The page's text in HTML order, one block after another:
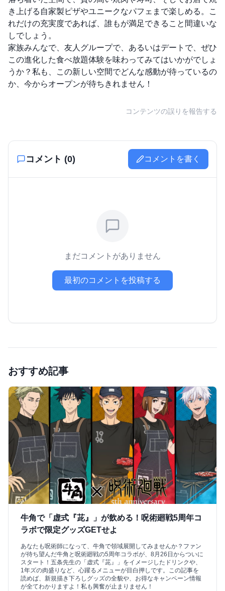
き上げる自家製ピザやユニークなパフェまで楽しめる。こ
れだけの充実度であれば、誰もが満足できること間違いな
しでしょう。
家族みんなで、友人グループで、あるいはデートで、ぜひ
この進化した食べ放題体験を味わってみてはいかがでしょ
うか？私も、この新しい空間でどんな感動が待っているの
か、今からオープンが待ちきれません！
コンテンツの誤りを報告する
コメント (0) コメントを書く
まだコメントがありません
最初のコメントを投稿する
おすすめ記事
牛角で「虚式『茈』」が飲める！呪術廻戦5周年コ
ラボで限定グッズGETせよ
あなたも呪術師になって、牛角で領域展開してみませんか？ファン
が待ち望んだ牛角と呪術廻戦の5周年コラボが、8月26日からついに
スタート！五条先生の「虚式『茈』」をイメージしたドリンクや、
1年ズの肉盛りなど、心躍るメニューが目白押しです。この記事を
読めば、新規描き下ろしグッズの全貌や、お得なキャンペーン情報
が全てわかりますよ！私も興奮が止まりません！